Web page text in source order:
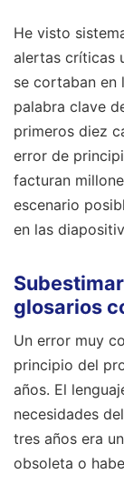
He visto
alertas críticas
se cortaban en
palabra clave
primeros diez
error de
facturan
escenario
en las
glosarios
Un error muy
principio del
años. El
necesidades
tres años era
obsoleta o